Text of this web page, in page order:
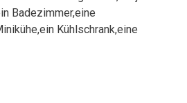
Badezimmer,eine
Kühlschrank,eine